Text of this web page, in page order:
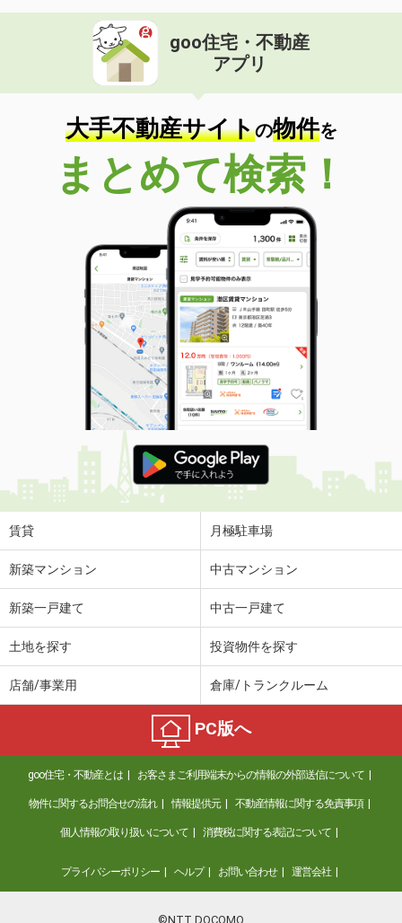
goo住宅・不動産
アプリ
大手不動産サイトの物件を
まとめて検索！
賃貸 月極駐車場
新築マンション 中古マンション
新築一戸建て 中古一戸建て
土地を探す 投資物件を探す
店舗/事業用 倉庫/トランクルーム
PC版へ
goo住宅・不動産とは お客さまご利用端末からの情報の外部送信について
物件に関するお問合せの流れ 情報提供元 不動産情報に関する免責事項
個人情報の取り扱いについて 消費税に関する表記について
プライバシーポリシー ヘルプ お問い合わせ 運営会社
©NTT DOCOMO